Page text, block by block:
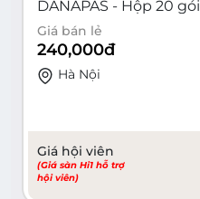
DANAPAS - Hộp 20 gói
Giá bán lẻ
240,000đ
Hà Nội
Giá hội viên
(Giá sàn Hi1 hỗ trợ
hội viên)